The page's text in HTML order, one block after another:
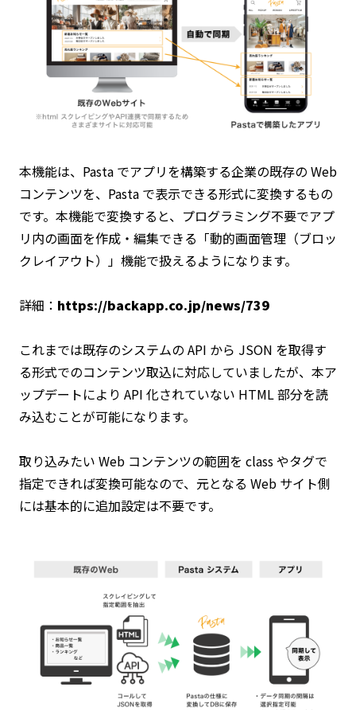
本機能は、Pasta でアプリを構築する企業の既存の Web
コンテンツを、Pasta で表示できる形式に変換するもの
です。本機能で変換すると、プログラミング不要でアプ
リ内の画面を作成・編集できる「動的画面管理（ブロッ
クレイアウト）」機能で扱えるようになります。
詳細： https://backapp.co.jp/news/739
これまでは既存のシステムの API から JSON を取得す
る形式でのコンテンツ取込に対応していましたが、本ア
ップデートにより API 化されていない HTML 部分を読
み込むことが可能になります。
取り込みたい Web コンテンツの範囲を class やタグで
指定できれば変換可能なので、元となる Web サイト側
には基本的に追加設定は不要です。